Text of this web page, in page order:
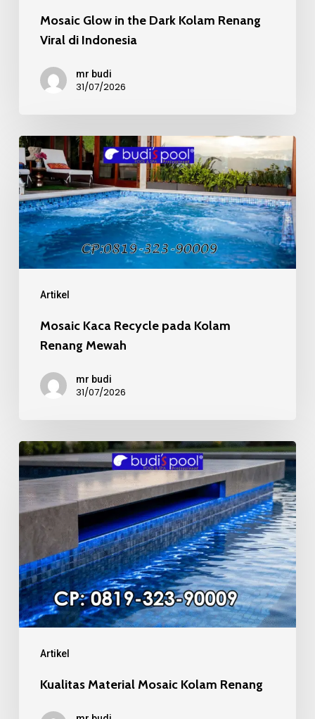
Mosaic Glow in the Dark Kolam Renang
Viral di Indonesia
mr budi
31/07/2026
Artikel
Mosaic
Kaca
Recycle
pada
Kolam
Renang
Mosaic Kaca Recycle pada Kolam
Renang Mewah
mr budi
31/07/2026
Artikel
Kualitas
Material
Mosaic
Kolam
Renang
Kualitas Material Mosaic Kolam Renang